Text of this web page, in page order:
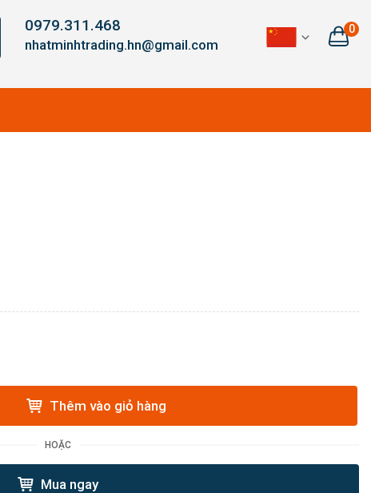
0979.311.468
nhatminhtrading.hn@gmail.com
0
Thêm vào giỏ hàng
HOẶC
Mua ngay